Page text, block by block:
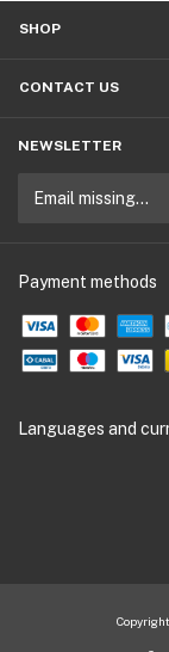
SHOP
CONTACT US
NEWSLETTER
Payment methods
Languages and